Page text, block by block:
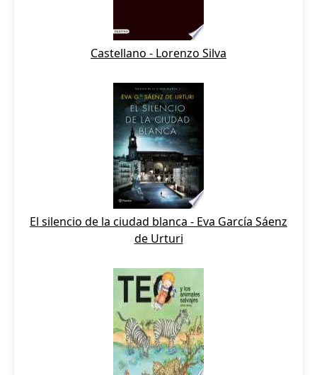
Castellano - Lorenzo Silva
El silencio de la ciudad blanca - Eva García Sáenz
de Urturi